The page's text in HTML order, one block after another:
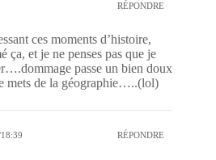
RÉPONDRE
ces moments d’histoire,
ça, et je ne penses pas que je
passe un bien doux
mets de la géographie…..(lol)
RÉPONDRE